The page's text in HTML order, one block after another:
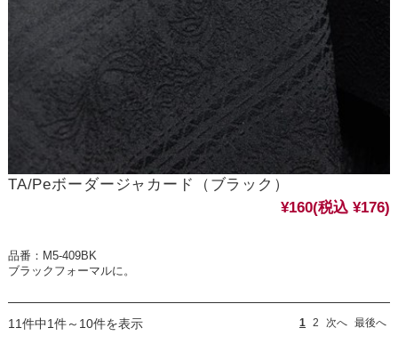
TA/Peボーダージャカード（ブラック）
¥160(税込 ¥176)
品番：M5-409BK
ブラックフォーマルに。
11件中1件～10件を表示 1 2 次へ 最後へ